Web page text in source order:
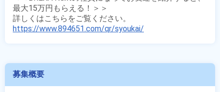
最大15万円もらえる！＞＞
https://www.894651.com/qr/syoukai/
募集概要